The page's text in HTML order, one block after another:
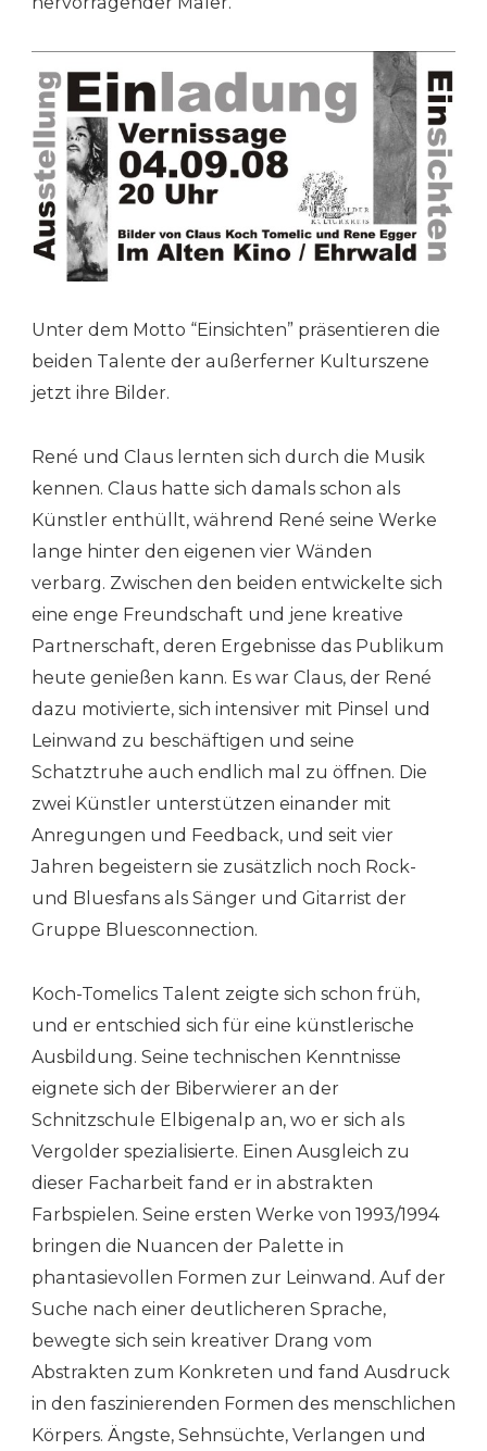
Unter dem Motto “Einsichten” präsentieren die
beiden Talente der außerferner Kulturszene
jetzt ihre Bilder.
René und Claus lernten sich durch die Musik
kennen. Claus hatte sich damals schon als
Künstler enthüllt, während René seine Werke
lange hinter den eigenen vier Wänden
verbarg. Zwischen den beiden entwickelte sich
eine enge Freundschaft und jene kreative
Partnerschaft, deren Ergebnisse das Publikum
heute genießen kann. Es war Claus, der René
dazu motivierte, sich intensiver mit Pinsel und
Leinwand zu beschäftigen und seine
Schatztruhe auch endlich mal zu öffnen. Die
zwei Künstler unterstützen einander mit
Anregungen und Feedback, und seit vier
Jahren begeistern sie zusätzlich noch Rock-
und Bluesfans als Sänger und Gitarrist der
Gruppe Bluesconnection.
Koch-Tomelics Talent zeigte sich schon früh,
und er entschied sich für eine künstlerische
Ausbildung. Seine technischen Kenntnisse
eignete sich der Biberwierer an der
Schnitzschule Elbigenalp an, wo er sich als
Vergolder spezialisierte. Einen Ausgleich zu
dieser Facharbeit fand er in abstrakten
Farbspielen. Seine ersten Werke von 1993/1994
bringen die Nuancen der Palette in
phantasievollen Formen zur Leinwand. Auf der
Suche nach einer deutlicheren Sprache,
bewegte sich sein kreativer Drang vom
Abstrakten zum Konkreten und fand Ausdruck
in den faszinierenden Formen des menschlichen
Körpers. Ängste, Sehnsüchte, Verlangen und